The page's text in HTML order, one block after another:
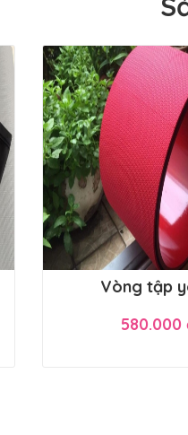
Vòng tập
580.000